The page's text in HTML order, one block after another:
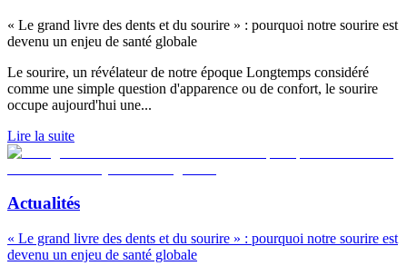
« Le grand livre des dents et du sourire » : pourquoi notre sourire est
devenu un enjeu de santé globale
Le sourire, un révélateur de notre époque Longtemps considéré
comme une simple question d'apparence ou de confort, le sourire
occupe aujourd'hui une...
Lire la suite
Actualités
« Le grand livre des dents et du sourire » : pourquoi notre sourire est
devenu un enjeu de santé globale